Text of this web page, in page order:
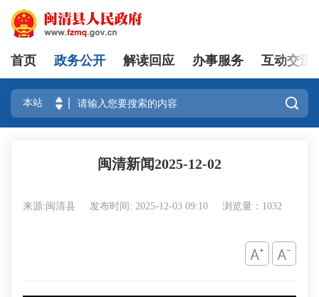
登录
首页 政务公开 解读回应 办事服务 互动交流

闽清新闻2025-12-02
来源:闽清县 发布时间: 2025-12-03 09:10 浏览量：1032